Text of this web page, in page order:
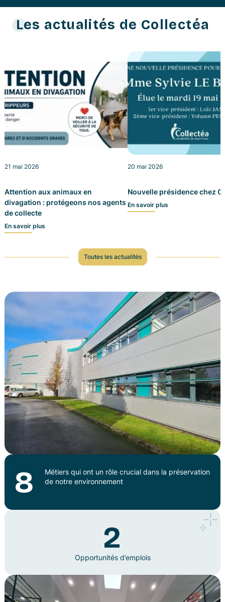
La collecte
Mon bac et mon composteur
Quel bac pour mon foyer ?
Le traitement
Emploi
Les actualités de Collectéa
21 mai 2026
Attention aux animaux en
divagation : protégeons nos agents
de collecte
En savoir plus
20 mai 2026
Nouvelle présidence chez
En savoir plus
Toutes les actualités
8
Métiers qui ont un rôle crucial dans la préservation
de notre environnement
2
Opportunités d’emplois